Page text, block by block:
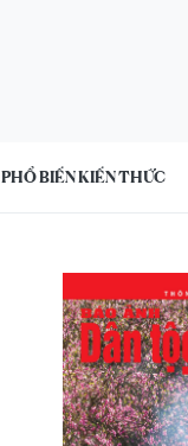
PHỔ BIẾN KIẾN THỨC